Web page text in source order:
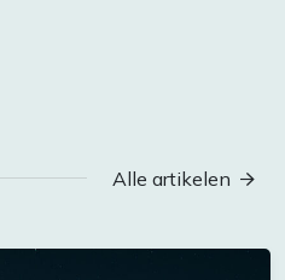
Alle artikelen